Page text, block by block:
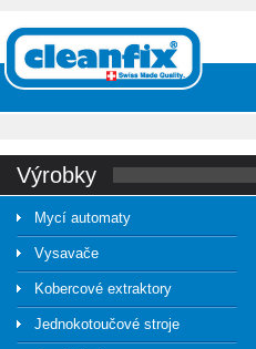
výrobky
Mycí automaty
Vysavače
Kobercové extraktory
Jednokotoučové stroje